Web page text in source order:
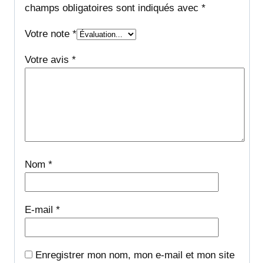
champs obligatoires sont indiqués avec *
Votre note *
Votre avis *
Nom *
E-mail *
Enregistrer mon nom, mon e-mail et mon site